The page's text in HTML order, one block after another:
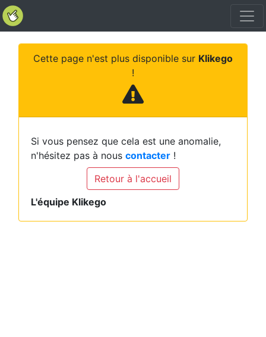
Cette page n'est plus disponible sur Klikego
!
Si vous pensez que cela est une anomalie,
n'hésitez pas à nous contacter !
Retour à l'accueil
L'équipe Klikego